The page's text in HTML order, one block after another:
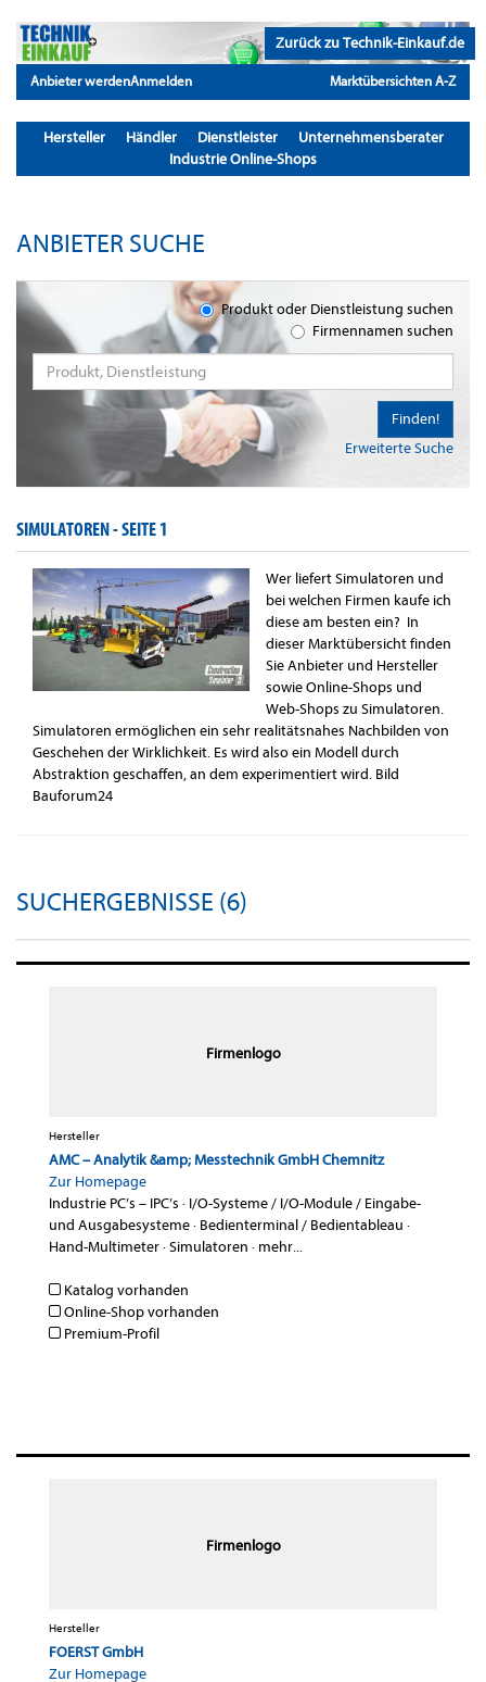
Zurück zu Technik-Einkauf.de
Anbieter werdenAnmelden Marktübersichten A-Z
Hersteller Händler Dienstleister
Unternehmensberater
Industrie Online-Shops
ANBIETER SUCHE
Produkt oder Dienstleistung suchen
Firmennamen suchen
Erweiterte Suche
Finden!
SIMULATOREN -SEITE 1
Wer liefert Simulatoren und
bei welchen Firmen kaufe ich
diese am besten ein? In
dieser Marktübersicht finden
Sie Anbieter und Hersteller
sowie Online-Shops und
Web-Shops zu Simulatoren.
Simulatoren ermöglichen ein sehr realitätsnahes Nachbilden von
Geschehen der Wirklichkeit. Es wird also ein Modell durch
Abstraktion geschaffen, an dem experimentiert wird. Bild
Bauforum24
SUCHERGEBNISSE (6)
Firmenlogo
Hersteller
AMC – Analytik &amp; Messtechnik GmbH Chemnitz
Zur Homepage
Industrie PC’s – IPC’s · I/O-Systeme / I/O-Module / Eingabe-
und Ausgabesysteme· Bedienterminal / Bedientableau ·
Hand-Multimeter·Simulatoren · mehr...
Katalog vorhanden
Online-Shop vorhanden
Premium-Profil
Firmenlogo
Hersteller
FOERST GmbH
Zur Homepage